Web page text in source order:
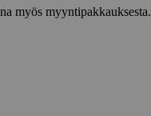
myös myyntipakkauksesta.